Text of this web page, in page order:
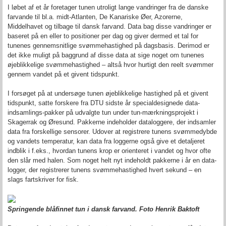
I løbet af et år foretager tunen utroligt lange vandringer fra de danske
farvande til bl.a. midt-Atlanten, De Kanariske Øer, Azorerne,
Middelhavet og tilbage til dansk farvand. Data bag disse vandringer er
baseret på en eller to positioner per dag og giver dermed et tal for
tunenes gennemsnitlige svømmehastighed på dagsbasis. Derimod er
det ikke muligt på baggrund af disse data at sige noget om tunenes
øjeblikkelige svømmehastighed – altså hvor hurtigt den reelt svømmer
gennem vandet på et givent tidspunkt.
I forsøget på at undersøge tunen øjeblikkelige hastighed på et givent
tidspunkt, satte forskere fra DTU sidste år specialdesignede data-
indsamlings-pakker på udvalgte tun under tun-mærkningsprojekt i
Skagerrak og Øresund. Pakkerne indeholder dataloggere, der indsamler
data fra forskellige sensorer. Udover at registrere tunens svømmedybde
og vandets temperatur, kan data fra loggerne også give et detaljeret
indblik i f.eks., hvordan tunens krop er orienteret i vandet og hvor ofte
den slår med halen. Som noget helt nyt indeholdt pakkerne i år en data-
logger, der registrerer tunens svømmehastighed hvert sekund – en
slags fartskriver for fisk.
Springende blåfinnet tun i dansk farvand. Foto Henrik Baktoft